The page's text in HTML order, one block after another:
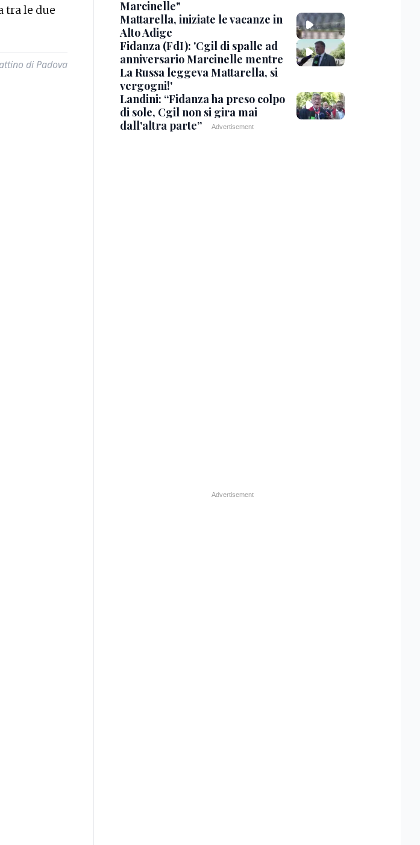
tra le due
di Padova
Marcinelle"
Mattarella, iniziate le vacanze in
Alto Adige
Fidanza (FdI): 'Cgil di spalle ad
anniversario Marcinelle mentre
La Russa leggeva Mattarella, si
vergogni!'
Landini: “Fidanza ha preso colpo
di sole, Cgil non si gira mai
dall'altra parte”